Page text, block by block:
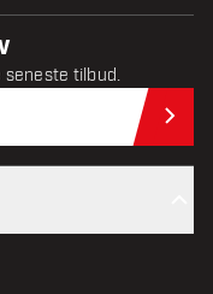
seneste tilbud.